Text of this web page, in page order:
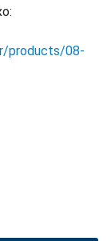
products/08-